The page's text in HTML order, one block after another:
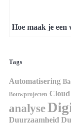
Hoe maak je een
Tags
Automatisering
Bouwprojecten
analyse
Duurzaamheid